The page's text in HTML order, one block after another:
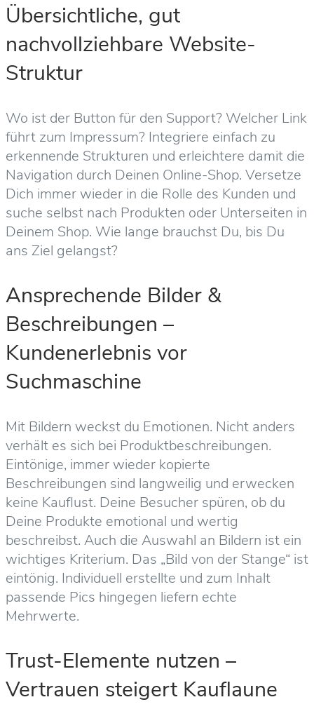
Übersichtliche, gut
nachvollziehbare Website-
Struktur
Wo ist der Button für den Support? Welcher Link
führt zum Impressum? Integriere einfach zu
erkennende Strukturen und erleichtere damit die
Navigation durch Deinen Online-Shop. Versetze
Dich immer wieder in die Rolle des Kunden und
suche selbst nach Produkten oder Unterseiten in
Deinem Shop. Wie lange brauchst Du, bis Du
ans Ziel gelangst?
Ansprechende Bilder &
Beschreibungen –
Kundenerlebnis vor
Suchmaschine
Mit Bildern weckst du Emotionen. Nicht anders
verhält es sich bei Produktbeschreibungen.
Eintönige, immer wieder kopierte
Beschreibungen sind langweilig und erwecken
keine Kauflust. Deine Besucher spüren, ob du
Deine Produkte emotional und wertig
beschreibst. Auch die Auswahl an Bildern ist ein
wichtiges Kriterium. Das „Bild von der Stange“ ist
eintönig. Individuell erstellte und zum Inhalt
passende Pics hingegen liefern echte
Mehrwerte.
Trust-Elemente nutzen –
Vertrauen steigert Kauflaune